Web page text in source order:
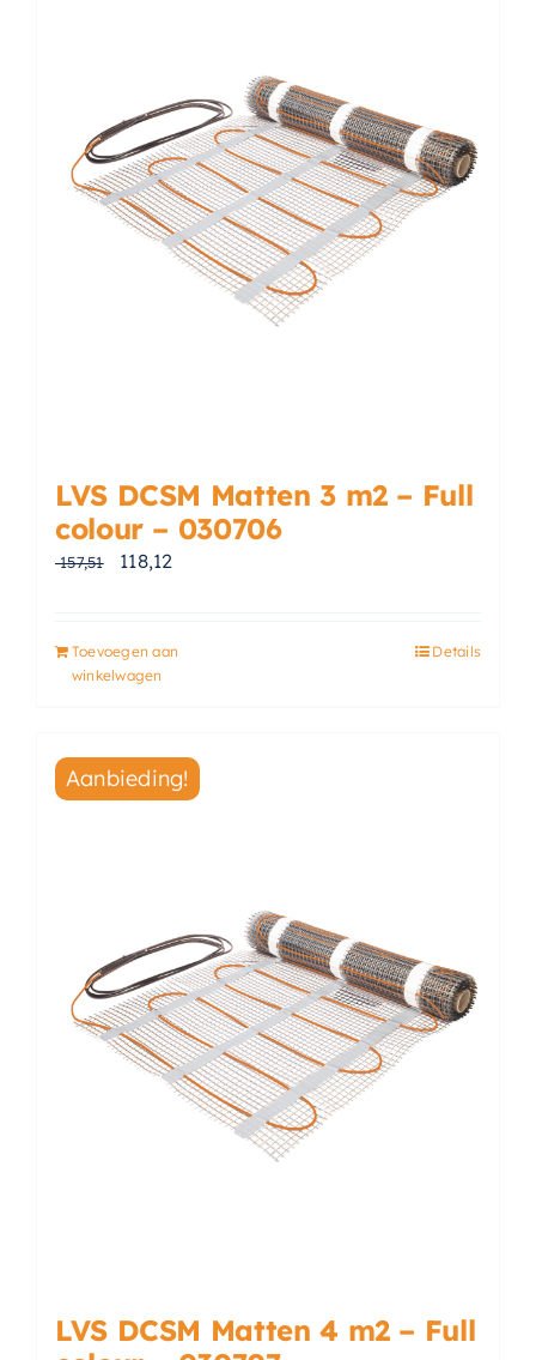
LVS DCSM Matten 3 m2 – Full
colour – 030706
157,51 Oorspronkelijke prijs was: € 157,51.
118,12
Toevoegen aan
winkelwagen
Details
Aanbieding!
LVS DCSM Matten 4 m2 – Full